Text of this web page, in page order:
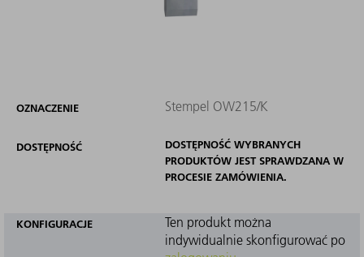
OZNACZENIE Stempel OW215/K
DOSTĘPNOŚĆ
DOSTĘPNOŚĆ WYBRANYCH
PRODUKTÓW JEST SPRAWDZANA W
PROCESIE ZAMÓWIENIA.
KONFIGURACJE
Ten produkt można
indywidualnie skonfigurować po